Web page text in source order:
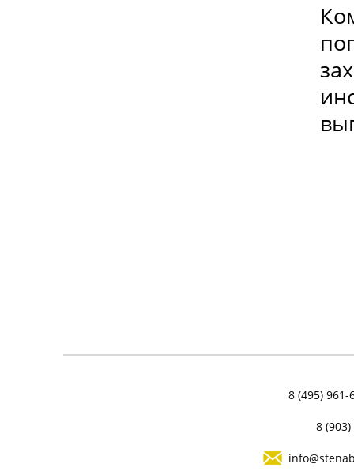
8 (495) 961-
8